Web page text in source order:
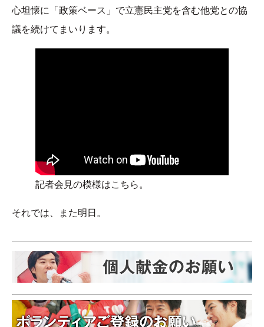
心坦懐に「政策ベース」で立憲民主党を含む他党との協
議を続けてまいります。
記者会見の模様はこちら。
それでは、また明日。